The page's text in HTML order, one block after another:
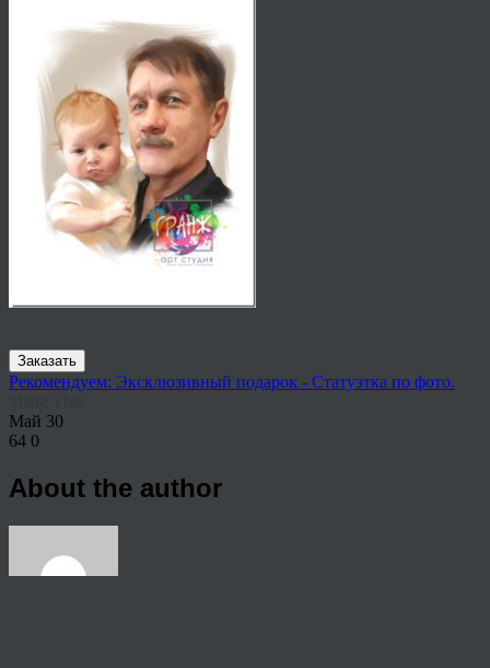
Заказать
Рекомендуем: Эксклюзивный подарок - Статуэтка по фото.
Май 30
64 0
About the author